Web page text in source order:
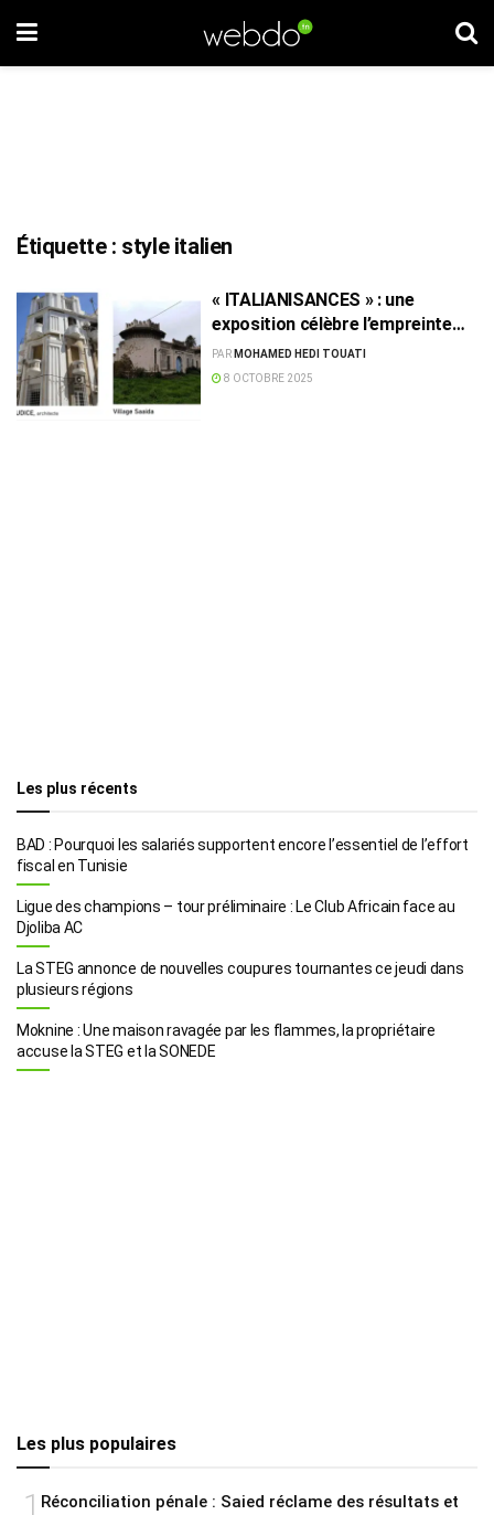
Étiquette : style italien
« ITALIANISANCES » : une
exposition célèbre l’empreinte
italienne dans l’architecture
tunisienne
PAR MOHAMED HEDI TOUATI
8 OCTOBRE 2025
Les plus récents
BAD : Pourquoi les salariés supportent encore l’essentiel de l’effort
fiscal en Tunisie
Ligue des champions – tour préliminaire : Le Club Africain face au
Djoliba AC
La STEG annonce de nouvelles coupures tournantes ce jeudi dans
plusieurs régions
Moknine : Une maison ravagée par les flammes, la propriétaire
accuse la STEG et la SONEDE
Les plus populaires
1 Réconciliation pénale : Saied réclame des résultats et